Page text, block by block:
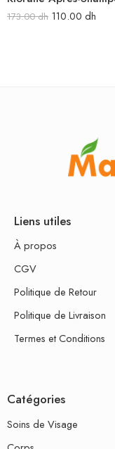
173.00dh 110.00 dh
Liens utiles
À propos
CGV
Politique de Retour
Politique de Livraison
Termes et Conditions
Catégories
Soins de Visage